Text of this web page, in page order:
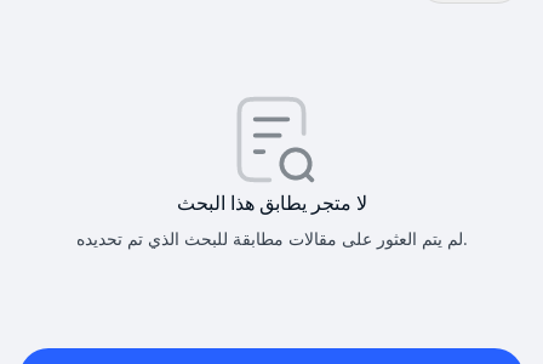
لا متجر يطابق هذا البحث
لم يتم العثور على مقالات مطابقة للبحث الذي تم تحديده.